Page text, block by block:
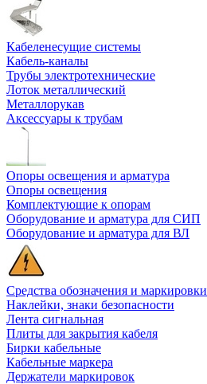
Кабеленесущие системы
Кабель-каналы
Трубы электротехнические
Лоток металлический
Металлорукав
Аксессуары к трубам
Опоры освещения и арматура
Опоры освещения
Комплектующие к опорам
Оборудование и арматура для СИП
Оборудование и арматура для ВЛ
Средства обозначения и маркировки
Наклейки, знаки безопасности
Лента сигнальная
Плиты для закрытия кабеля
Бирки кабельные
Кабельные маркера
Держатели маркировок